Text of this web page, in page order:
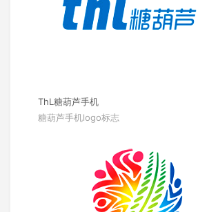
ThL糖葫芦手机
糖葫芦手机logo标志